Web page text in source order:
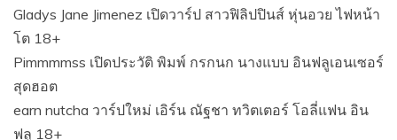
Gladys Jane Jimenez เปิดวาร์ป สาวฟิลิปปินส์ หุ่นอวย ไฟหน้า
โต 18+
Pimmmmss เปิดประวัติ พิมพ์ กรกนก นางแบบ อินฟลูเอนเซอร์
สุดฮอต
earn nutcha วาร์ปใหม่ เอิร์น ณัฐชา ทวิตเตอร์ โอลี่แฟน อิน
ฟลู 18+